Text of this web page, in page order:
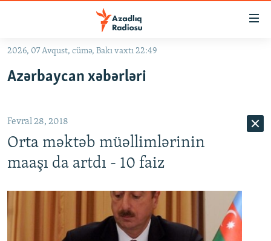
Əsas
qayıt
qayıt
Axtarışa
QANUNI DOĞRU
MULTIMEDIA
2026, 07 Avqust, cümə, Bakı vaxtı 22:49
Azərbaycan xəbərləri
Fevral 28, 2018
Orta məktəb müəllimlərinin
maaşı da artdı - 10 faiz